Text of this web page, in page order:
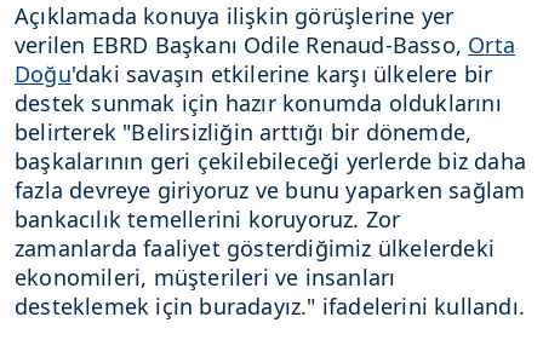
Açıklamada konuya ilişkin görüşlerine yer
verilen EBRD Başkanı Odile Renaud-Basso, Orta
Doğu'daki savaşın etkilerine karşı ülkelere bir
destek sunmak için hazır konumda olduklarını
belirterek "Belirsizliğin arttığı bir dönemde,
başkalarının geri çekilebileceği yerlerde biz daha
fazla devreye giriyoruz ve bunu yaparken sağlam
bankacılık temellerini koruyoruz. Zor
zamanlarda faaliyet gösterdiğimiz ülkelerdeki
ekonomileri, müşterileri ve insanları
desteklemek için buradayız." ifadelerini kullandı.